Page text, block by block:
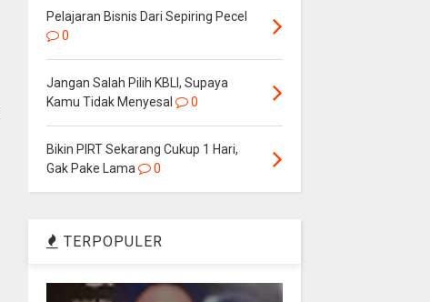
Pelajaran Bisnis Dari Sepiring Pecel
0
Jangan Salah Pilih KBLI, Supaya
Kamu Tidak Menyesal
0
Bikin PIRT Sekarang Cukup 1 Hari,
Gak Pake Lama
0
TERPOPULER